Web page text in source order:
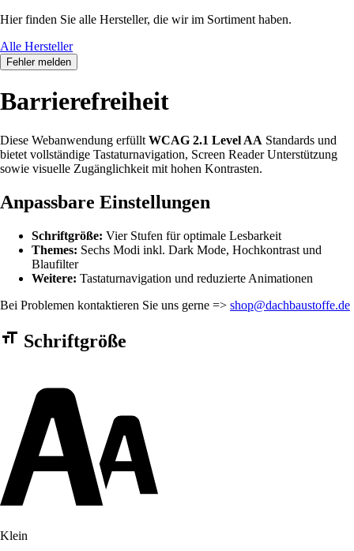
Hier finden Sie alle Hersteller, die wir im Sortiment haben.
Alle Hersteller
Fehler melden
Barrierefreiheit
Diese Webanwendung erfüllt WCAG 2.1 Level AA Standards und
bietet vollständige Tastaturnavigation, Screen Reader Unterstützung
sowie visuelle Zugänglichkeit mit hohen Kontrasten.
Anpassbare Einstellungen
Schriftgröße: Vier Stufen für optimale Lesbarkeit
Themes: Sechs Modi inkl. Dark Mode, Hochkontrast und
Blaufilter
Weitere: Tastaturnavigation und reduzierte Animationen
Bei Problemen kontaktieren Sie uns gerne => shop@dachbaustoffe.de
Barrierefreiheit Einstellungen Formular
Schriftgröße
Klein